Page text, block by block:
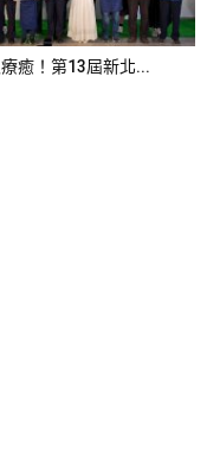
癒！第13屆新北...